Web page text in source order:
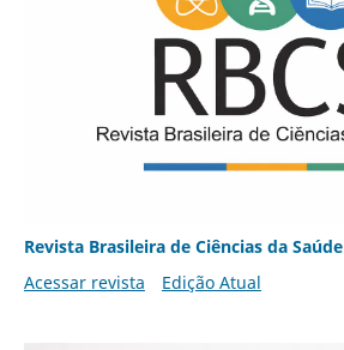
Revista Brasileira de Ciências da Saúde
Acessar revista
Edição Atual